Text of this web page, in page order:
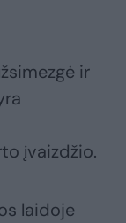
ir
įvaizdžio.
laidoje